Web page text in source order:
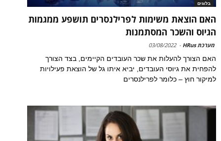
בלוגים
האם הוצאת משימות לפרילנסרים תושפע ממגמות
הגיוס והשכר המסתמנות
מערכת HRus -
03/08/2022
האם הצורך להעלות את שכר העובדים הקיימים, בצד הצורך
להפחית את גיוסי העובדים, יביא איתו גל של הוצאת פעילויות
למיקור חוץ – כלומר לפרילנסרים